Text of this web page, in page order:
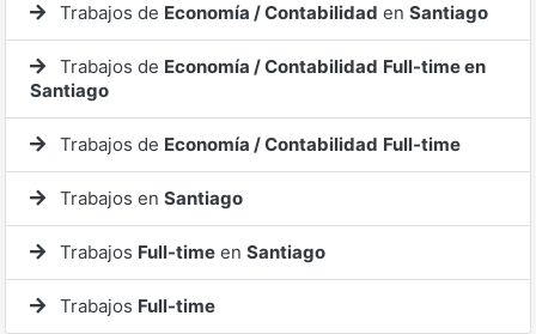
Trabajos de Economía / Contabilidad en Santiago
Trabajos de Economía / Contabilidad Full-time en
Santiago
Trabajos de Economía / Contabilidad Full-time
Trabajos en Santiago
Trabajos Full-time en Santiago
Trabajos Full-time